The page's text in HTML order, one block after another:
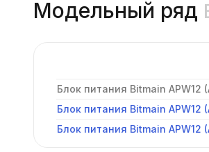
Модельный ряд
Блок питания Bitmain APW12
Блок питания Bitmain APW12
Блок питания Bitmain APW12